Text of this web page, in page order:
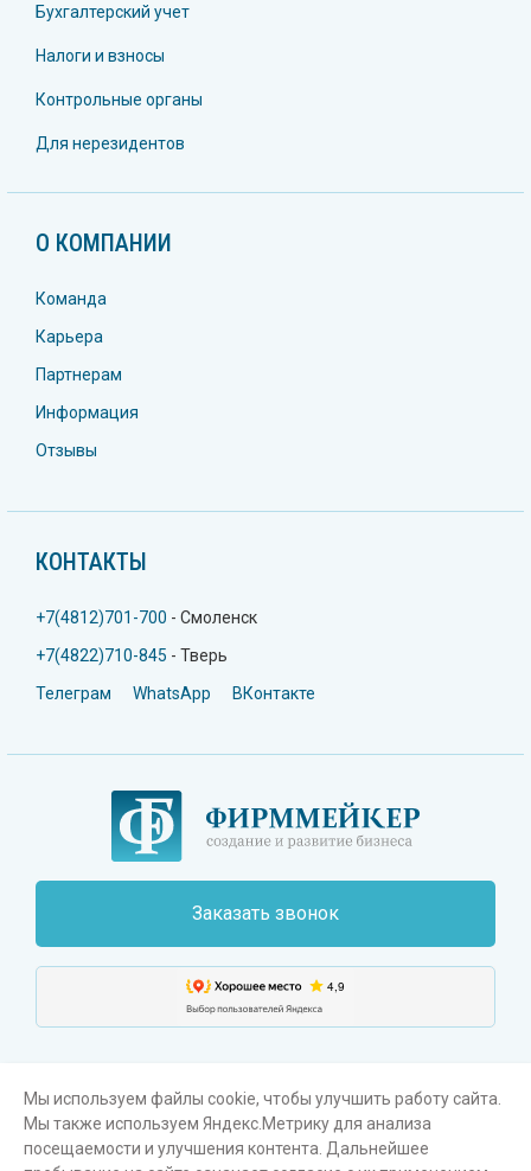
Заказать звонок
О КОМПАНИИ
Команда
Карьера
Партнерам
Информация
Отзывы
Бухгалтерский учет
Налоги и взносы
Контрольные органы
Для нерезидентов
КОНТАКТЫ
+7(4812)701-700 - Смоленск
+7(4822)710-845 - Тверь
Телеграм
WhatsApp ВКонтакте
Поиск Карта сайта
Пользовательское соглашение
Мы используем файлы cookie, чтобы улучшить работу сайта.
Мы также используем Яндекс.Метрику для анализа
посещаемости и улучшения контента. Дальнейшее